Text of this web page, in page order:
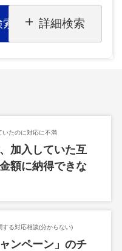
詳細検索
いたのに対応に不満
加入していた互
額に納得できな
る対応相談(分からない)
ンペーン」のチ